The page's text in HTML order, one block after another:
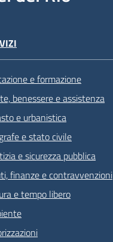
e formazione
benessere e assistenza
e urbanistica
e stato civile
e sicurezza pubblica
finanze e contravvenzioni
e tempo libero